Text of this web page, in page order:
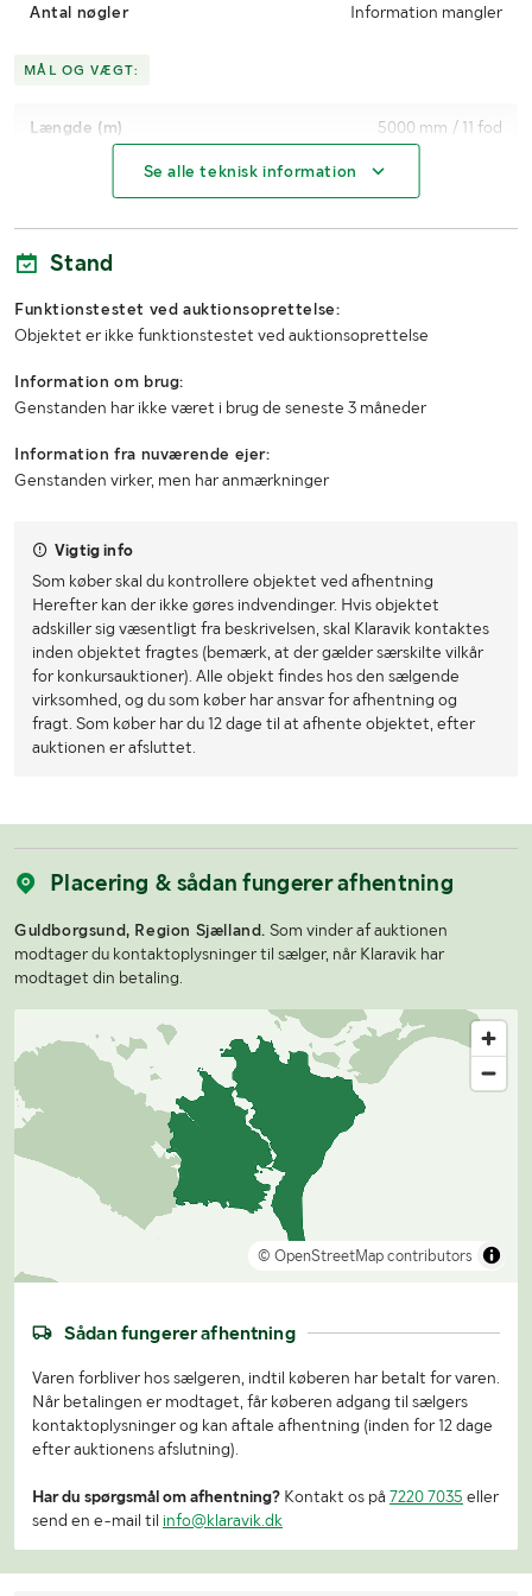
Antal nøgler Information mangler
MÅL OG VÆGT:
Længde (m) 5000 mm / 11 fod
Dybde (m)
Se alle teknisk information
Stand
Funktionstestet ved auktionsoprettelse:
Objektet er ikke funktionstestet ved auktionsoprettelse
Information om brug:
Genstanden har ikke været i brug de seneste 3 måneder
Information fra nuværende ejer:
Genstanden virker, men har anmærkninger
Vigtig info
Som køber skal du kontrollere objektet ved afhentning
Herefter kan der ikke gøres indvendinger. Hvis objektet
adskiller sig væsentligt fra beskrivelsen, skal Klaravik kontaktes
inden objektet fragtes (bemærk, at der gælder særskilte vilkår
for konkursauktioner). Alle objekt findes hos den sælgende
virksomhed, og du som køber har ansvar for afhentning og
fragt. Som køber har du 12 dage til at afhente objektet, efter
auktionen er afsluttet.
Placering & sådan fungerer afhentning
Guldborgsund, Region Sjælland. Som vinder af auktionen
modtager du kontaktoplysninger til sælger, når Klaravik har
modtaget din betaling.
© OpenStreetMap contributors
Sådan fungerer afhentning
Varen forbliver hos sælgeren, indtil køberen har betalt for varen.
Når betalingen er modtaget, får køberen adgang til sælgers
kontaktoplysninger og kan aftale afhentning (inden for 12 dage
efter auktionens afslutning).
Har du spørgsmål om afhentning? Kontakt os på 7220 7035 eller
send en e-mail til info@klaravik.dk